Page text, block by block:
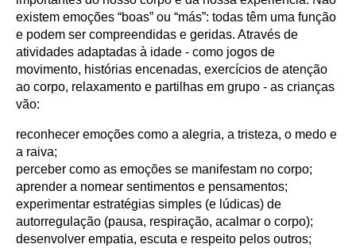
existem emoções “boas” ou “más”: todas têm uma função
e podem ser compreendidas e geridas. Através de
atividades adaptadas à idade - como jogos de
movimento, histórias encenadas, exercícios de atenção
ao corpo, relaxamento e partilhas em grupo - as crianças
vão:
reconhecer emoções como a alegria, a tristeza, o medo e
a raiva;
perceber como as emoções se manifestam no corpo;
aprender a nomear sentimentos e pensamentos;
experimentar estratégias simples (e lúdicas) de
autorregulação (pausa, respiração, acalmar o corpo);
desenvolver empatia, escuta e respeito pelos outros;